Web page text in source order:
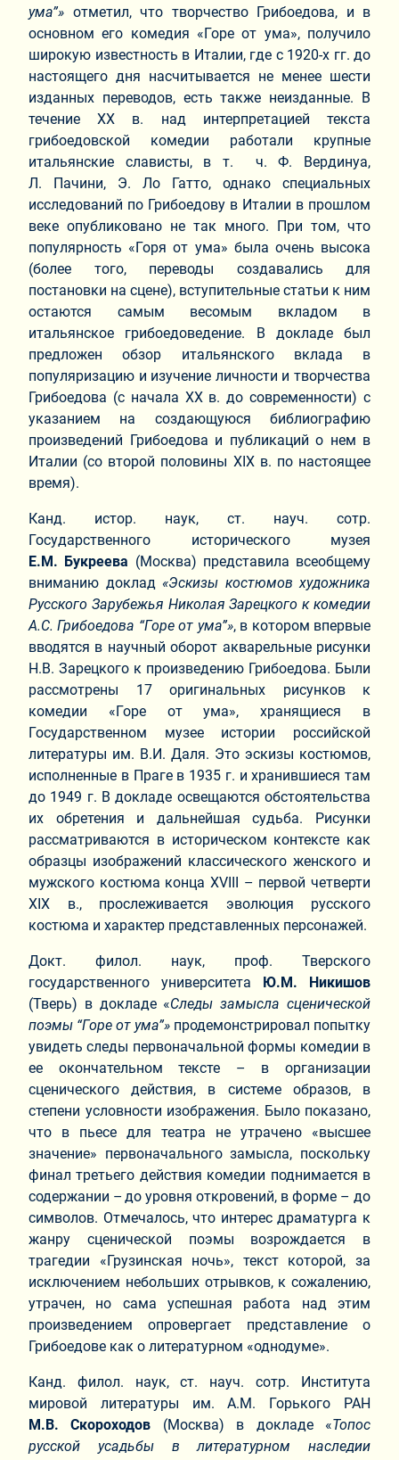
ума”» отметил, что творчество Грибоедова, и в
основном его комедия «Горе от ума», получило
широкую известность в Италии, где с 1920-х гг. до
настоящего дня насчитывается не менее шести
изданных переводов, есть также неизданные. В
течение ХХ в. над интерпретацией текста
грибоедовской комедии работали крупные
итальянские слависты, в т. ч. Ф. Вердинуа,
Л. Пачини, Э. Ло Гатто, однако специальных
исследований по Грибоедову в Италии в прошлом
веке опубликовано не так много. При том, что
популярность «Горя от ума» была очень высока
(более того, переводы создавались для
постановки на сцене), вступительные статьи к ним
остаются самым весомым вкладом в
итальянское грибоедоведение. В докладе был
предложен обзор итальянского вклада в
популяризацию и изучение личности и творчества
Грибоедова (с начала ХХ в. до современности) с
указанием на создающуюся библиографию
произведений Грибоедова и публикаций о нем в
Италии (со второй половины XIX в. по настоящее
время).
Канд. истор. наук, ст. науч. сотр.
Государственного исторического музея
Е.М. Букреева (Москва) представила всеобщему
вниманию доклад «Эскизы костюмов художника
Русского Зарубежья Николая Зарецкого к комедии
А.С. Грибоедова “Горе от ума”», в котором впервые
вводятся в научный оборот акварельные рисунки
Н.В. Зарецкого к произведению Грибоедова. Были
рассмотрены 17 оригинальных рисунков к
комедии «Горе от ума», хранящиеся в
Государственном музее истории российской
литературы им. В.И. Даля. Это эскизы костюмов,
исполненные в Праге в 1935 г. и хранившиеся там
до 1949 г. В докладе освещаются обстоятельства
их обретения и дальнейшая судьба. Рисунки
рассматриваются в историческом контексте как
образцы изображений классического женского и
мужского костюма конца XVIII – первой четверти
XIX в., прослеживается эволюция русского
костюма и характер представленных персонажей.
Докт. филол. наук, проф. Тверского
государственного университета Ю.М.
Никишов
(Тверь) в докладе «Следы замысла сценической
поэмы “Горе от ума”» продемонстрировал попытку
увидеть следы первоначальной формы комедии в
ее окончательном тексте – в организации
сценического действия, в системе образов, в
степени условности изображения. Было показано,
что в пьесе для театра не утрачено «высшее
значение» первоначального замысла, поскольку
финал третьего действия комедии поднимается в
содержании – до уровня откровений, в форме – до
символов. Отмечалось, что интерес драматурга к
жанру сценической поэмы возрождается в
трагедии «Грузинская ночь», текст которой, за
исключением небольших отрывков, к сожалению,
утрачен, но сама успешная работа над этим
произведением опровергает представление о
Грибоедове как о литературном «однодуме».
Канд. филол. наук, ст. науч. сотр. Института
мировой литературы им. А.М. Горького РАН
М.В. Скороходов (Москва) в докладе «Топос
русской усадьбы в литературном наследии